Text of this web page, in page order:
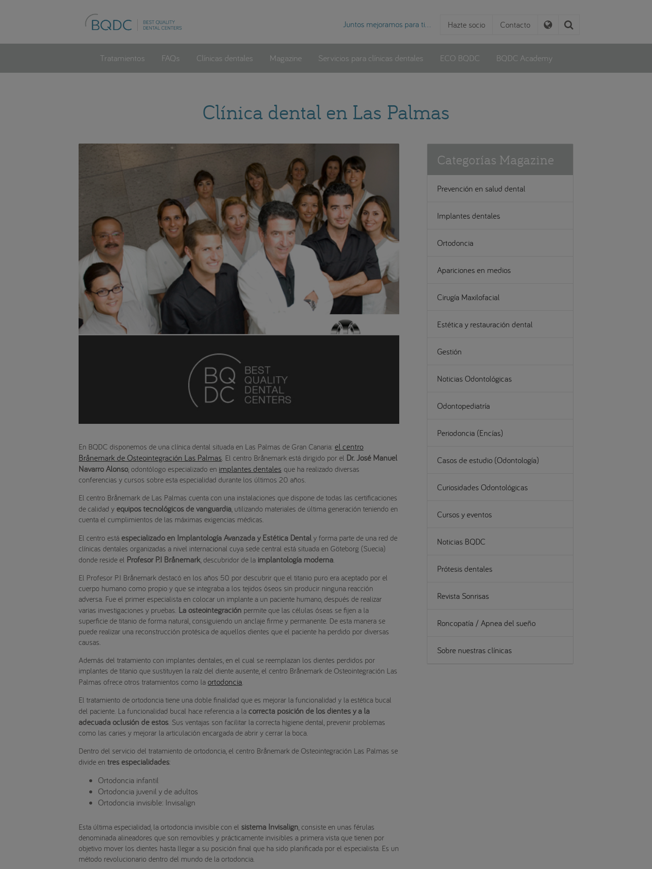
Juntos mejoramos para ti... Hazte socio Contacto
Tratamientos FAQs Clínicas dentales Magazine Servicios para clínicas dentales ECO BQDC BQDC Academy
Clínica dental en Las Palmas
En BQDC disponemos de una clínica dental situada en Las Palmas de Gran Canaria:el centro
Brånemark de Osteointegración Las Palmas . El centro Brånemark está dirigido por el Dr. José Manuel
Navarro Alonso, odontólogo especializado en implantes dentales que ha realizado diversas
conferencias y cursos sobre esta especialidad durante los últimos 20 años.
El centro Brånemark de Las Palmas cuenta con una instalaciones que dispone de todas las certificaciones
de calidad yequipos tecnológicos de vanguardia , utilizando materiales de última generación teniendo en
cuenta el cumplimientos de las máximas exigencias médicas.
El centro estáespecializado en Implantología Avanzada y Estética Dental y forma parte de una red de
clínicas dentales organizadas a nivel internacional cuya sede central está situada en Göteborg (Suecia)
donde reside el Profesor P.I Brånemark , descubridor de la implantología moderna
El Profesor P.I Brånemark destacó en los años 50 por descubrir que el titanio puro era aceptado por el
cuerpo humano como propio y que se integraba a los tejidos óseos sin producir ninguna reacción
adversa. Fue el primer especialista en colocar un implante a un paciente humano, después de realizar
varias investigaciones y pruebas. La osteointegración permite que las células óseas se fijen a la
superficie de titanio de forma natural, consiguiendo un anclaje firme y permanente. De esta manera se
puede realizar una reconstrucción protésica de aquellos dientes que el paciente ha perdido por diversas
causas.
Además del tratamiento con implantes dentales, en el cual se reemplazan los dientes perdidos por
implantes de titanio que sustituyen la raíz del diente ausente, el centro Brånemark de Osteointegración Las
Palmas ofrece otros tratamientos como laortodoncia
El tratamiento de ortodoncia tiene una doble finalidad que es mejorar la funcionalidad y la estética bucal
del paciente. La funcionalidad bucal hace referencia a lacorrecta posición de los dientes y a la
adecuada oclusión de estos . Sus ventajas son facilitar la correcta higiene dental, prevenir problemas
como las caries y mejorar la articulación encargada de abrir y cerrar la boca.
Dentro del servicio del tratamiento de ortodoncia, el centro Brånemark de Osteointegración Las Palmas se
divide entres especialidades:
Ortodoncia infantil
Ortodoncia juvenil y de adultos
Ortodoncia invisible: Invisalign
Esta última especialidad, la ortodoncia invisible con el sistema Invisalign , consiste en unas férulas
denominada alineadores que son removibles y prácticamente invisibles a primera vista que tienen por
objetivo mover los dientes hasta llegar a su posición final que ha sido planificada por el especialista. Es un
método revolucionario dentro del mundo de la ortodoncia.
Categorías Magazine
Prevención en salud dental
Implantes dentales
Ortodoncia
Apariciones en medios
Cirugía Maxilofacial
Estética y restauración dental
Gestión
Noticias Odontológicas
Odontopediatría
Periodoncia (Encías)
Casos de estudio (Odontología)
Curiosidades Odontológicas
Cursos y eventos
Noticias BQDC
Prótesis dentales
Revista Sonrisas
Roncopatía / Apnea del sueño
Sobre nuestras clínicas